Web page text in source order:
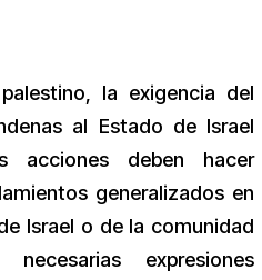
la exigencia del
al Estado de Israel
acciones deben hacer
generalizados en
Israel o de la comunidad
expresiones